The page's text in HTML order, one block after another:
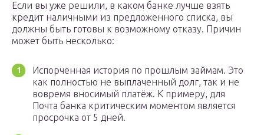
Если вы уже решили, в каком банке лучше взять
кредит наличными из предложенного списка, вы
должны быть готовы к возможному отказу. Причин
может быть несколько:
Испорченная история по прошлым займам. Это
как полностью не выплаченный долг, так и не
вовремя вносимый платёж. К примеру, для
Почта банка критическим моментом является
просрочка от 5 дней.